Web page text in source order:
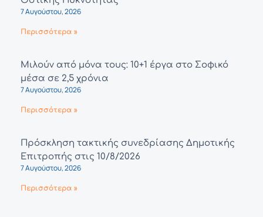
7 Αυγούστου, 2026
Περισσότερα »
Μιλούν από μόνα τους: 10+1 έργα στο Σοφικό
μέσα σε 2,5 χρόνια
7 Αυγούστου, 2026
Περισσότερα »
Πρόσκληση τακτικής συνεδρίασης Δημοτικής
Επιτροπής στις 10/8/2026
7 Αυγούστου, 2026
Περισσότερα »